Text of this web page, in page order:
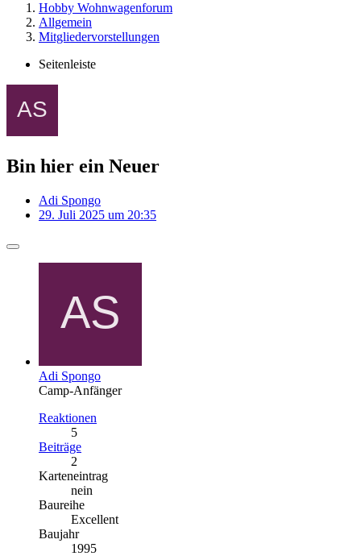
Hobby Wohnwagenforum
Allgemein
Mitgliedervorstellungen
Seitenleiste
Bin hier ein Neuer
Adi Spongo
29. Juli 2025 um 20:35
Adi Spongo
Camp-Anfänger
Reaktionen
5
Beiträge
2
Karteneintrag
nein
Baureihe
Excellent
Baujahr
1995